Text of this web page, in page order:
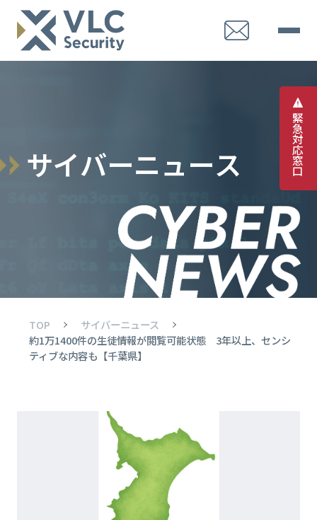
緊
急
対
応
窓
口
サイバーニュース
TOP
サイバーニュース
約1万1400件の生徒情報が閲覧可能状態 3年以上、センシ
ティブな内容も【千葉県】